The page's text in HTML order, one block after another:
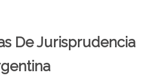
De Jurisprudencia